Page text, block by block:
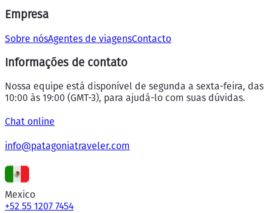
Empresa
Sobre nósAgentes de viagensContacto
Informações de contato
Nossa equipe está disponível de segunda a sexta-feira, das
10:00 às 19:00 (GMT-3), para ajudá-lo com suas dúvidas.
Chat online
info@patagoniatraveler.com
Mexico
+52 55 1207 7454